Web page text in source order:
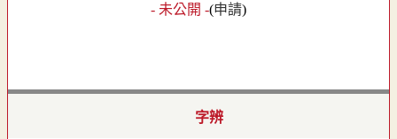
- 未公開 -(申請)
字辨